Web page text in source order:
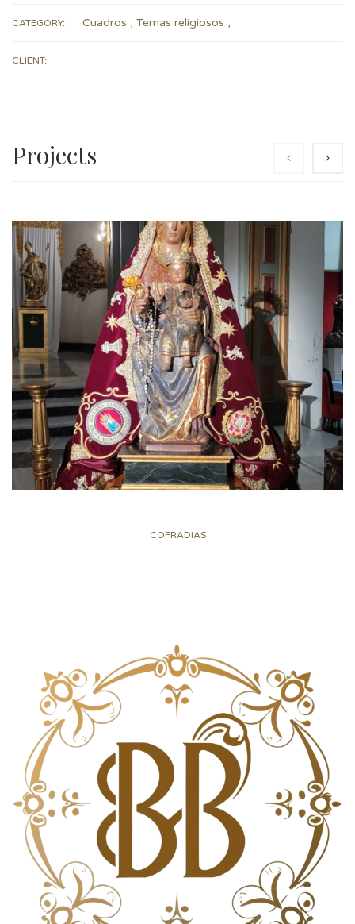
CATEGORY: Cuadros , Temas religiosos ,
CLIENT:
Projects
COFRADIAS